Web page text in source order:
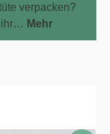
verpacken?
ihr… Mehr